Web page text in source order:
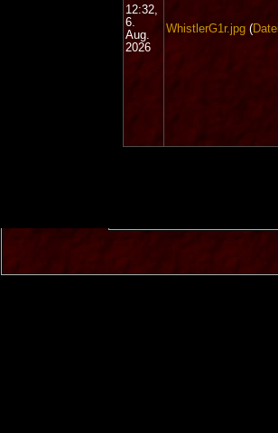
12:32,
6.
Aug.
2026
WhistlerG1r.jpg(Datei